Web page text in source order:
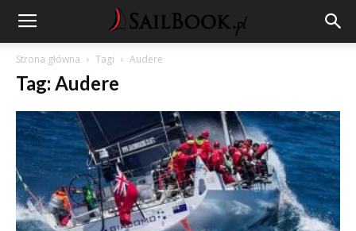
Strona główna Tagi Audere
Tag: Audere